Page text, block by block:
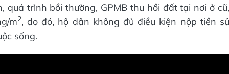
quá trình bồi thường, GPMB thu hồi đất tại nơi ở cũ,
m2, do đó, hộ dân không đủ điều kiện nộp tiền
sống.